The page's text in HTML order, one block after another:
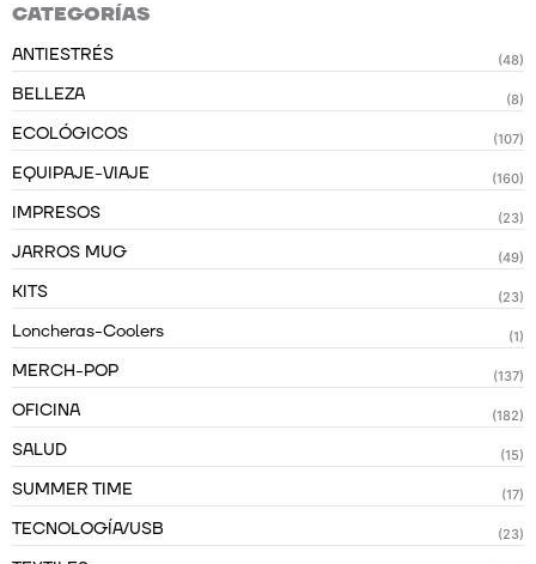
CATEGORÍAS
ANTIESTRÉS (48)
BELLEZA (8)
ECOLÓGICOS (107)
EQUIPAJE-VIAJE (160)
IMPRESOS (23)
JARROS MUG (49)
KITS (23)
Loncheras-Coolers (1)
MERCH-POP (137)
OFICINA (182)
SALUD (15)
SUMMER TIME (17)
TECNOLOGÍA/USB (23)